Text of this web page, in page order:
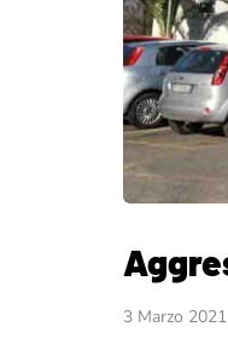
3 Marzo 2021